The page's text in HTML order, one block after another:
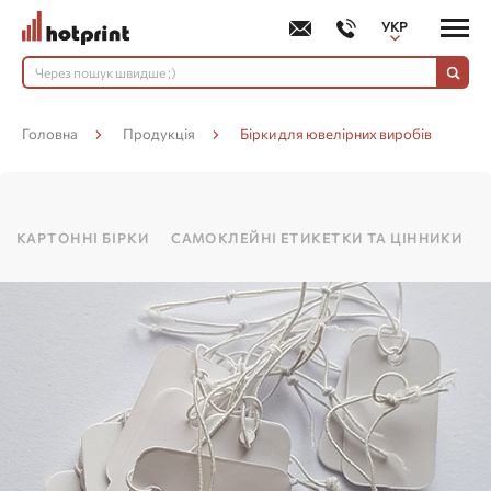
УКР
РУС
Головна Продукція Бірки для ювелірних виробів
КАРТОННІ БІРКИ САМОКЛЕЙНІ ЕТИКЕТКИ ТА ЦІННИКИ